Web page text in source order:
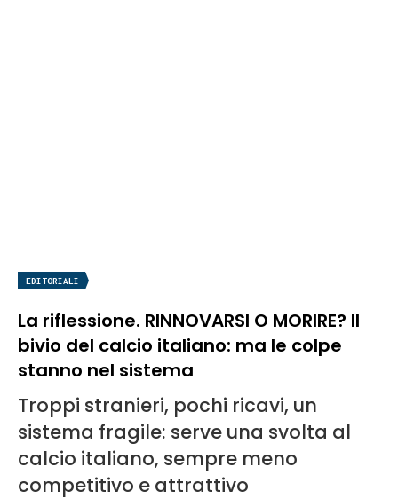
EDITORIALI
La riflessione. RINNOVARSI O MORIRE? Il
bivio del calcio italiano: ma le colpe
stanno nel sistema
Troppi stranieri, pochi ricavi, un
sistema fragile: serve una svolta al
calcio italiano, sempre meno
competitivo e attrattivo